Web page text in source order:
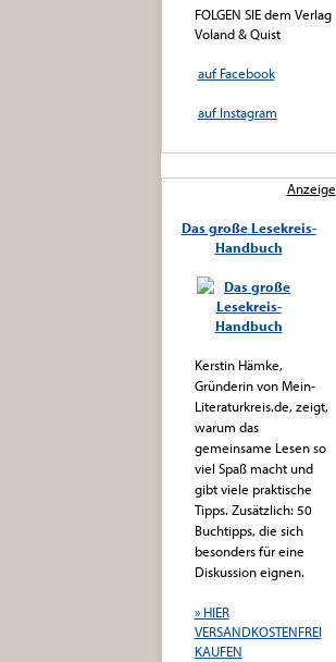
FOLGEN SIE dem Verlag
Voland & Quist
auf Facebook
auf Instagram
Anzeige
Das große Lesekreis-
Handbuch
Kerstin Hämke,
Gründerin von Mein-
Literaturkreis.de, zeigt,
warum das
gemeinsame Lesen so
viel Spaß macht und
gibt viele praktische
Tipps. Zusätzlich: 50
Buchtipps, die sich
besonders für eine
Diskussion eignen.
» HIER
VERSANDKOSTENFREI
KAUFEN